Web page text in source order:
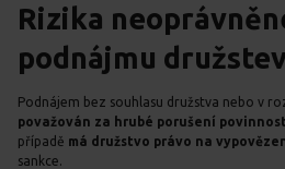
Rizika
podnájmu
Podnájem bez souhlasu družstva nebo v
považován za hrubé porušení
případě má družstvo právo na
sankce.